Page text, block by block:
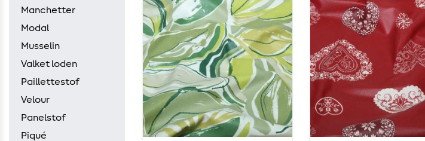
Manchetter
Modal
Musselin
Valket loden
Paillettestof
Velour
Panelstof
Piqué